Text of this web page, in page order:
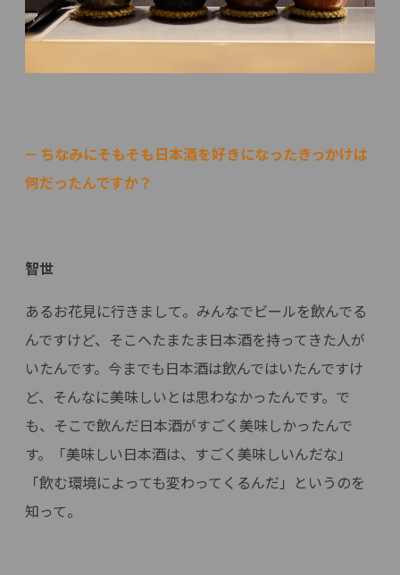
— ちなみにそもそも日本酒を好きになったきっかけは
何だったんですか？
智世
あるお花見に行きまして。みんなでビールを飲んでる
んですけど、そこへたまたま日本酒を持ってきた人が
いたんです。今までも日本酒は飲んではいたんですけ
ど、そんなに美味しいとは思わなかったんです。で
も、そこで飲んだ日本酒がすごく美味しかったんで
す。「美味しい日本酒は、すごく美味しいんだな」
「飲む環境によっても変わってくるんだ」というのを
知って。